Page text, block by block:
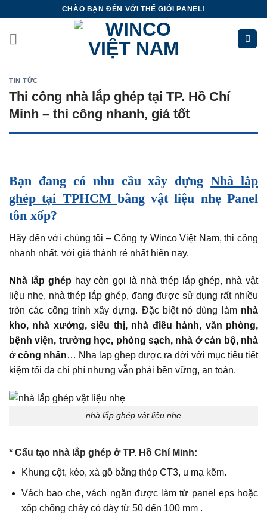
content
CHÀO BẠN ĐẾN VỚI THẾ GIỚI PANEL!
TIN TỨC
Thi công nhà lắp ghép tại TP. Hồ Chí
Minh – thi công nhanh, giá tốt
Bạn đang có nhu cầu xây dựngNhà lắp
ghép tại TPHCM bằng vật liệu nhẹ Panel
tôn xốp?
Hãy đến với chúng tôi – Công ty Winco Việt Nam, thi công
nhanh nhất, với giá thành rẻ nhất hiện nay.
Nhà lắp ghép hay còn gọi là nhà thép lắp ghép, nhà vật
liệu nhẹ, nhà thép lắp ghép, đang được sử dụng rất nhiều
tròn các công trình xây dựng. Đặc biệt nó dùng làm nhà
kho, nhà xưởng, siêu thị, nhà điều hành, văn phòng,
bệnh viện, trường học, phòng sạch, nhà ở cán bộ, nhà
ở công nhân… Nha lap ghep được ra đời với mục tiêu tiết
kiệm tối đa chi phí nhưng vẫn phải bền vững, an toàn.
nhà lắp ghép vật liệu nhẹ
* Cấu tạo nhà lắp ghép ở TP. Hồ Chí Minh:
Khung cột, kèo, xà gồ bằng thép CT3, u mạ kẽm.
Vách bao che, vách ngăn được làm từ panel eps hoặc
xốp chống cháy có dày từ 50 đến 100 mm .